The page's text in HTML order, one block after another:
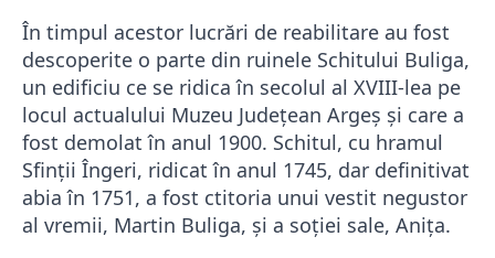
În timpul acestor lucrări de reabilitare au fost
descoperite o parte din ruinele Schitului Buliga,
un edificiu ce se ridica în secolul al XVIII-lea pe
locul actualului Muzeu Județean Argeș și care a
fost demolat în anul 1900. Schitul, cu hramul
Sfinții Îngeri, ridicat în anul 1745, dar definitivat
abia în 1751, a fost ctitoria unui vestit negustor
al vremii, Martin Buliga, și a soției sale, Anița.